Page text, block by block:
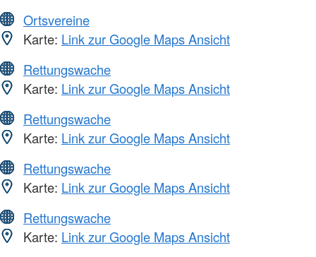
Ortsvereine
Karte: Link zur Google Maps Ansicht
Rettungswache
Karte: Link zur Google Maps Ansicht
Rettungswache
Karte: Link zur Google Maps Ansicht
Rettungswache
Karte: Link zur Google Maps Ansicht
Rettungswache
Karte: Link zur Google Maps Ansicht